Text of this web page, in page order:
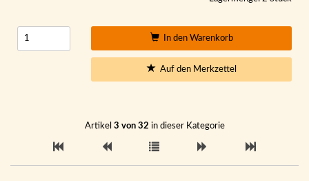
In den Warenkorb
Auf den Merkzettel
Artikel 3 von 32 in dieser Kategorie